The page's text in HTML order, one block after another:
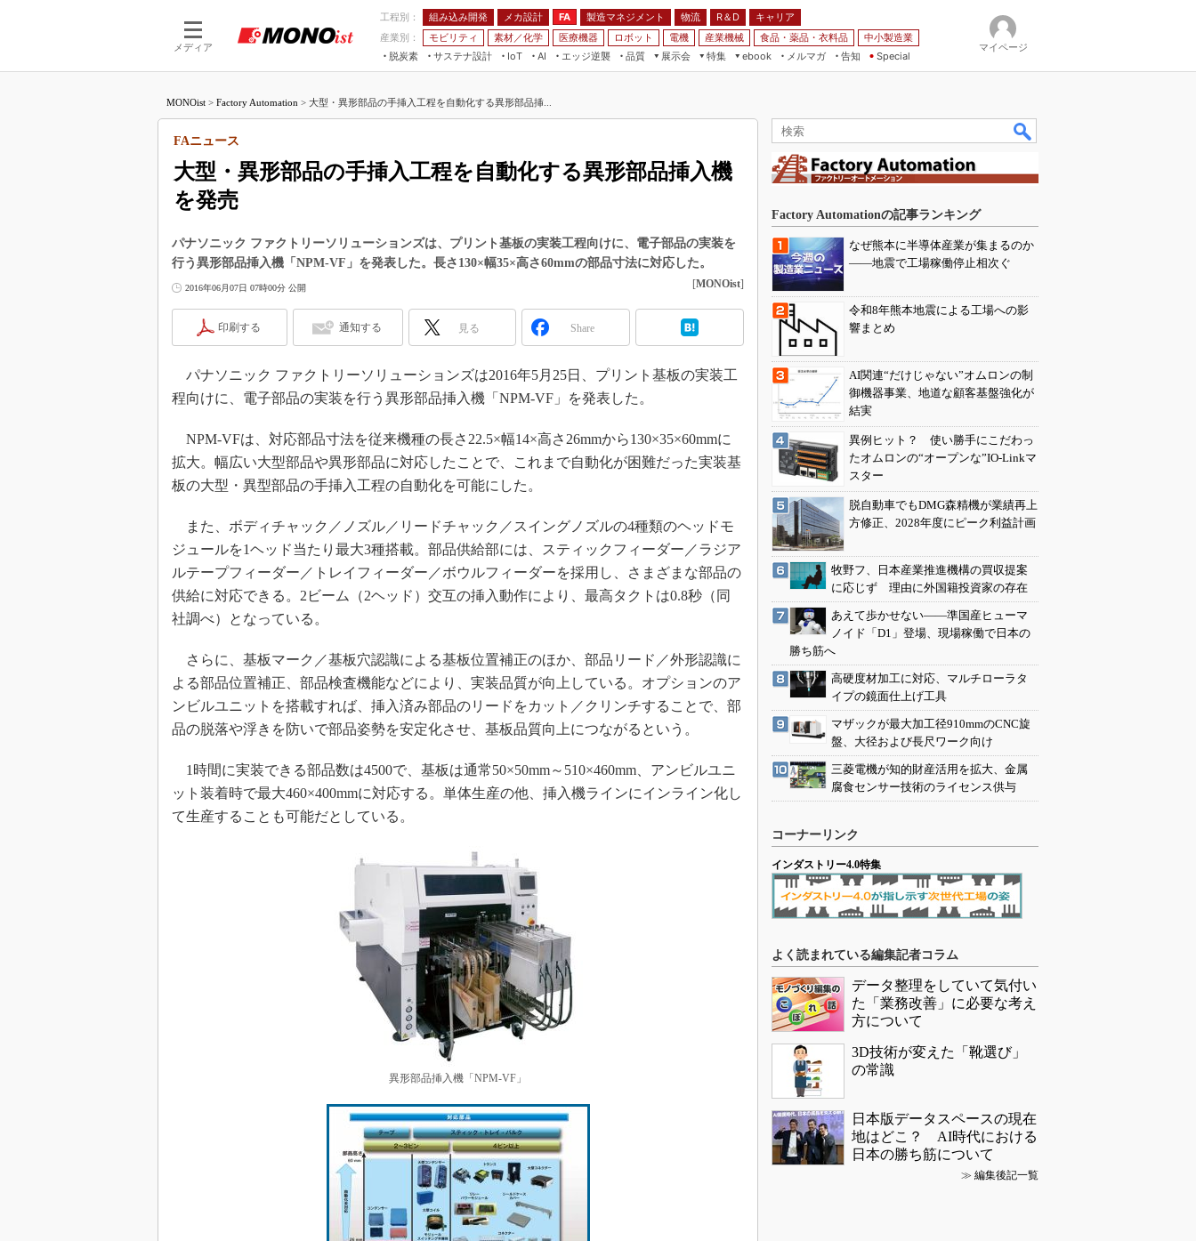
メディア
工程別： 組み込み開発 メカ設計 FA 製造マネジメント 物流 R＆D
キャリア
産業別：
モビリティ 素材／化学 医療機器 ロボット 電機 産業機械 食品・薬品・衣料品
中小製造業
脱炭素
サステナ設計
IoT
つながる工場
AI
AI×設備保全
エッジ逆襲 品質
展示会
JIMTOF
IIFES
TECHNO-FRONTIER
スマート工場EXPO
EdgeTech+
AUTOMOTIVE WORLD
特集
つながるクルマ
VR／AR
フィールドサービス
組み込み画像技術
組み込みモデリング
車載ソフト開発
ISO26262
無償設計ツール
3Dプリンタ
デジタルツインとCAE
S＆OP
インダストリー4.0
製造業ビッグデータ
メイドインジャパン
植物工場
海外生産
グローバル設計・開発
制御セキュリティ
新型コロナへの対応
ebook
モビリティ
メルマガ
告知 Special
マイページ
MONOist > Factory Automation > 大型・異形部品の手挿入工程を自動化する異形部品挿...
大型・異形部品の手挿入工程を自動化する異形部品挿入機
を発売
FAニュース
パナソニック ファクトリーソリューションズは、プリント基板の実装工程向けに、電子部品の実装を
行う異形部品挿入機「NPM-VF」を発表した。長さ130×幅35×高さ60mmの部品寸法に対応した。
2016年06月07日 07時00分 公開 [MONOist]
印刷する 通知する 見る Share
パナソニック ファクトリーソリューションズは2016年5月25日、プリント基板の実装工
程向けに、電子部品の実装を行う異形部品挿入機「NPM-VF」を発表した。
NPM-VFは、対応部品寸法を従来機種の長さ22.5×幅14×高さ26mmから130×35×60mmに
拡大。幅広い大型部品や異形部品に対応したことで、これまで自動化が困難だった実装基
板の大型・異型部品の手挿入工程の自動化を可能にした。
また、ボディチャック／ノズル／リードチャック／スイングノズルの4種類のヘッドモ
ジュールを1ヘッド当たり最大3種搭載。部品供給部には、スティックフィーダー／ラジア
ルテープフィーダー／トレイフィーダー／ボウルフィーダーを採用し、さまざまな部品の
供給に対応できる。2ビーム（2ヘッド）交互の挿入動作により、最高タクトは0.8秒（同
社調べ）となっている。
さらに、基板マーク／基板穴認識による基板位置補正のほか、部品リード／外形認識に
よる部品位置補正、部品検査機能などにより、実装品質が向上している。オプションのア
ンビルユニットを搭載すれば、挿入済み部品のリードをカット／クリンチすることで、部
品の脱落や浮きを防いで部品姿勢を安定化させ、基板品質向上につながるという。
1時間に実装できる部品数は4500で、基板は通常50×50mm～510×460mm、アンビルユニ
ット装着時で最大460×400mmに対応する。単体生産の他、挿入機ラインにインライン化し
て生産することも可能だとしている。
異形部品挿入機「NPM-VF」
Factory Automationの記事ランキング
なぜ熊本に半導体産業が集まるのか
――地震で工場稼働停止相次ぐ
令和8年熊本地震による工場への影
響まとめ
AI関連“だけじゃない”オムロンの制
御機器事業、地道な顧客基盤強化が
結実
異例ヒット？ 使い勝手にこだわっ
たオムロンの“オープンな”IO-Linkマ
スター
脱自動車でもDMG森精機が業績再上
方修正、2028年度にピーク利益計画
牧野フ、日本産業推進機構の買収提案
に応じず 理由に外国籍投資家の存在
あえて歩かせない――準国産ヒューマ
ノイド「D1」登場、現場稼働で日本の
勝ち筋へ
高硬度材加工に対応、マルチローラタ
イプの鏡面仕上げ工具
マザックが最大加工径910mmのCNC旋
盤、大径および長尺ワーク向け
三菱電機が知的財産活用を拡大、金属
腐食センサー技術のライセンス供与
コーナーリンク
インダストリー4.0特集
よく読まれている編集記者コラム
データ整理をしていて気付い
た「業務改善」に必要な考え
方について
3D技術が変えた「靴選び」
の常識
日本版データスペースの現在
地はどこ？ AI時代における
日本の勝ち筋について
≫ 編集後記一覧